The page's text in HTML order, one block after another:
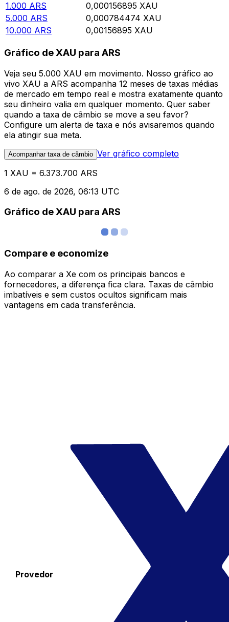
1.000 ARS 0,000156895 XAU
5.000 ARS 0,000784474 XAU
10.000 ARS 0,00156895 XAU
Gráfico de XAU para ARS
Veja seu 5.000 XAU em movimento. Nosso gráfico ao
vivo XAU a ARS acompanha 12 meses de taxas médias
de mercado em tempo real e mostra exatamente quanto
seu dinheiro valia em qualquer momento. Quer saber
quando a taxa de câmbio se move a seu favor?
Configure um alerta de taxa e nós avisaremos quando
ela atingir sua meta.
Acompanhar taxa de câmbio Ver gráfico completo
1 XAU = 6.373.700 ARS
6 de ago. de 2026, 06:13 UTC
Gráfico de XAU para ARS
Compare e economize
Ao comparar a Xe com os principais bancos e
fornecedores, a diferença fica clara. Taxas de câmbio
imbatíveis e sem custos ocultos significam mais
vantagens em cada transferência.
Provedor